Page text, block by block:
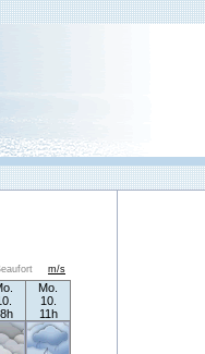
m/s
Mo.
10.
11h